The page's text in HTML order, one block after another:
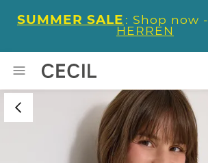
SUMMER SALE : Shop now -
HERREN